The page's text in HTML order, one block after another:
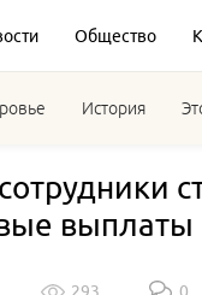
Общество
История
выплаты